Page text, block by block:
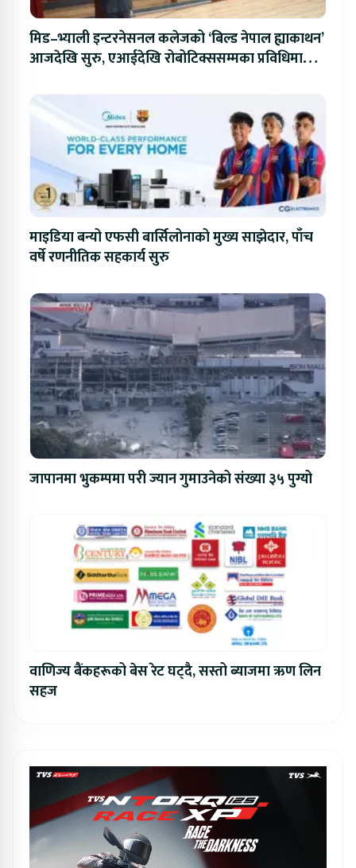
मिड–भ्याली इन्टरनेसनल कलेजको ‘बिल्ड नेपाल ह्याकाथन’
आजदेखि सुरु, एआईदेखि रोबोटिक्ससम्मका प्रविधिमा
माइडिया बन्यो एफसी बार्सिलोनाको मुख्य साझेदार, पाँच
वर्षे रणनीतिक सहकार्य सुरु
जापानमा भुकम्पमा परी ज्यान गुमाउनेको संख्या ३५ पुग्यो
वाणिज्य बैंकहरूको बेस रेट घट्दै, सस्तो ब्याजमा ऋण लिन
सहज